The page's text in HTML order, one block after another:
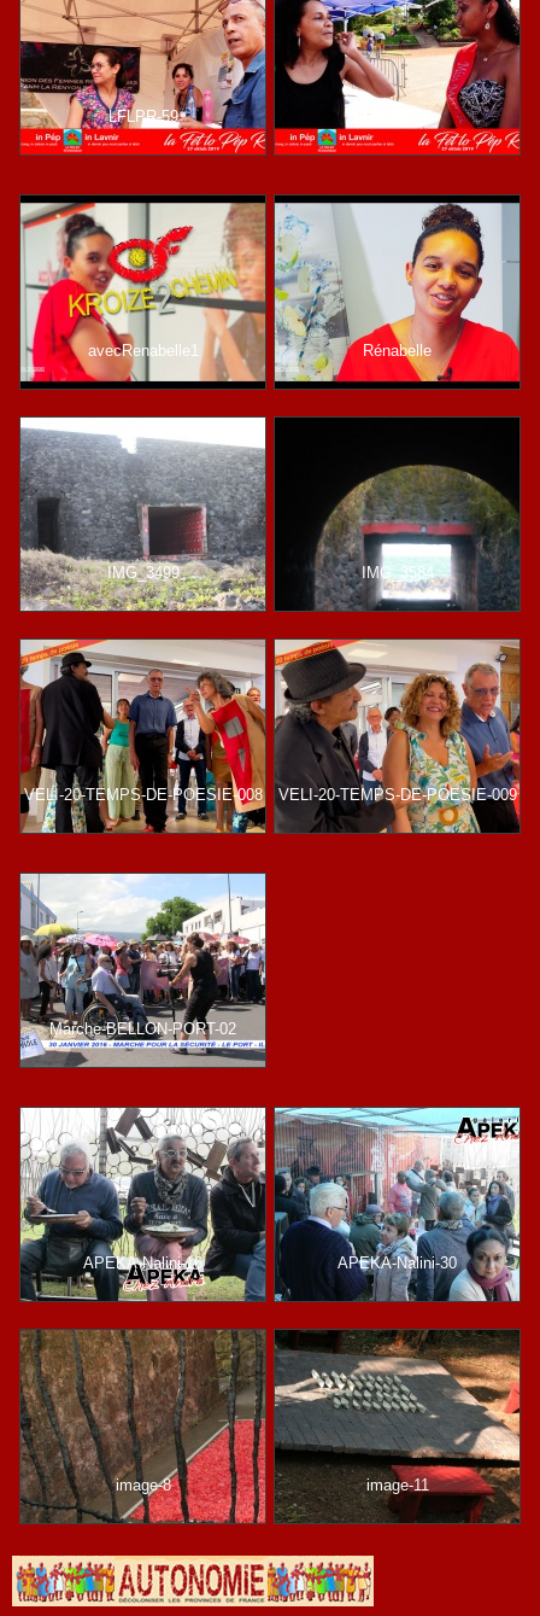
LFLPR-59 LFLPR-36
avecRenabelle1 Rénabelle
IMG_3499 IMG_3584
VELI-20-TEMPS-DE-POESIE-008 VELI-20-TEMPS-DE-POESIE-009
Marche-BELLON-PORT-02
APEKA-Nalini-16 APEKA-Nalini-30
image-8 image-11